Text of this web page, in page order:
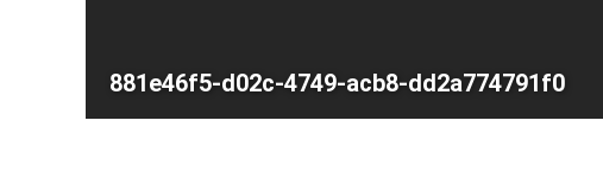
881e46f5-d02c-4749-acb8-dd2a774791f0